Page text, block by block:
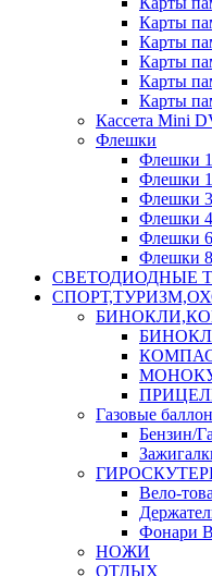
Карты
Карты
Карты
Карты
Карты
Кассета Mini
Флешки
Флешки
Флешки
Флешки
Флешки
Флешки
Флешки
СВЕТОДИОДНЫЕ
Газовые
Бензин/
Вело-
Фонари
НОЖИ
ОТДЫХ